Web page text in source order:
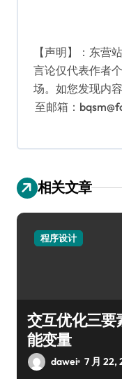
【声明】：东营
言论仅代表作者
场。如您发现内
至邮箱：
相关文章
程序设计
交互优化三要
能变量
dawei 7 月 22,